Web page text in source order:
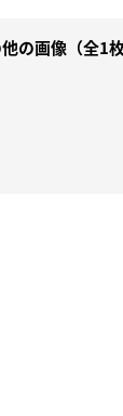
の画像（全1枚